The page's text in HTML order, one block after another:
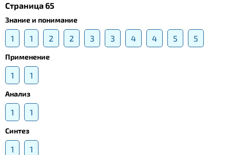
Страница 65
Знание и понимание
1 1 2 2 3 3 4 4 5 5
Применение
1 1
Анализ
1 1
Синтез
1 1